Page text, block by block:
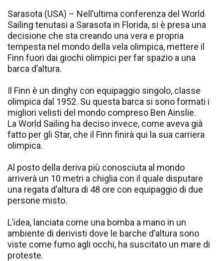
Sarasota (USA) – Nell’ultima conferenza del World
Sailing tenutasi a Sarasota in Florida, si è presa una
decisione che sta creando una vera e propria
tempesta nel mondo della vela olimpica, mettere il
Finn fuori dai giochi olimpici per far spazio a una
barca d’altura.
Il Finn è un dinghy con equipaggio singolo, classe
olimpica dal 1952. Su questa barca si sono formati i
migliori velisti del mondo compreso Ben Ainslie.
La World Sailing ha deciso invece, come aveva già
fatto per gli Star, che il Finn finirà qui la sua carriera
olimpica.
Al posto della deriva più conosciuta al mondo
arriverà un 10 metri a chiglia con il quale disputare
una regata d’altura di 48 ore con equipaggio di due
persone misto.
L’idea, lanciata come una bomba a mano in un
ambiente di derivisti dove le barche d’altura sono
viste come fumo agli occhi, ha suscitato un mare di
proteste.